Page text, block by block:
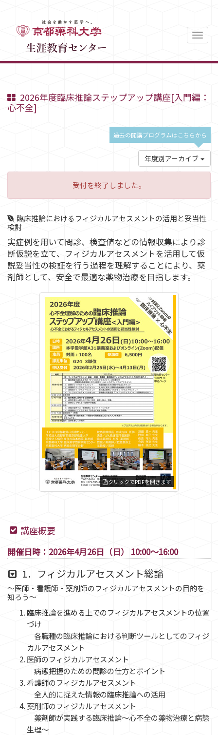
2026年度臨床推論ステップアップ講座[入門編：
心不全]
過去の開講プログラムはこちらから
年度別アーカイブ
受付を終了しました。
臨床推論におけるフィジカルアセスメントの活用と妥当性
検討
実症例を用いて問診、検査値などの情報収集により診
断仮説を立て、フィジカルアセスメントを活用して仮
説妥当性の検証を行う過程を理解することにより、薬
剤師として、安全で最適な薬物治療を目指します。
クリックでPDFを開きます
講座概要
開催日時：2026年4月26日（日） 10:00～16:00
1．フィジカルアセスメント総論
～医師・看護師・薬剤師のフィジカルアセスメントの目的を
知ろう～
臨床推論を進める上でのフィジカルアセスメントの位置
づけ
各職種の臨床推論における判断ツールとしてのフィジ
カルアセスメント
医師のフィジカルアセスメント
病態把握のための問診の仕方とポイント
看護師のフィジカルアセスメント
全人的に捉えた情報の臨床推論への活用
薬剤師のフィジカルアセスメント
薬剤師が実践する臨床推論～心不全の薬物治療と病態
生理～